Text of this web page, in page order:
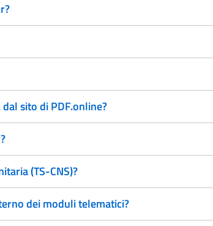
sito di PDF.online?
(TS-CNS)?
dei moduli telematici?